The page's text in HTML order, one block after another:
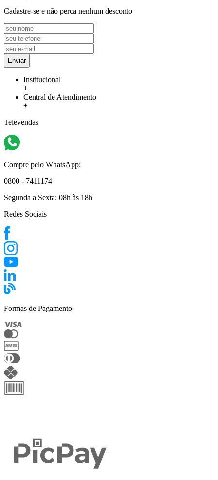
Cadastre-se e não perca nenhum desconto
Enviar
Institucional
+
Central de Atendimento
+
Televendas
Compre pelo WhatsApp:
0800 - 7411174
Segunda a Sexta: 08h às 18h
Redes Sociais
Formas de Pagamento